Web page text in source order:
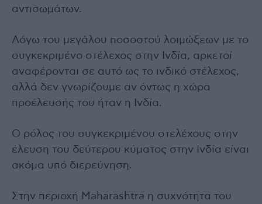
αντισωμάτων.
Λόγω του μεγάλου ποσοστού λοιμώξεων με το
συγκεκριμένο στέλεχος στην Ινδία, αρκετοί
αναφέρονται σε αυτό ως το ινδικό στέλεχος,
αλλά δεν γνωρίζουμε αν όντως η χώρα
προέλευσής του ήταν η Ινδία.
Ο ρόλος του συγκεκριμένου στελέχους στην
έλευση του δεύτερου κύματος στην Ινδία είναι
ακόμα υπό διερεύνηση.
Στην περιοχή Maharashtra η συχνότητα του